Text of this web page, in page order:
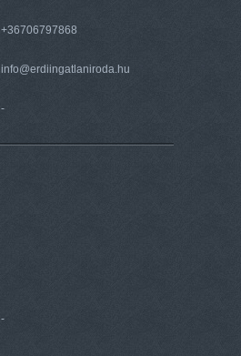
+36706797868
info@erdiingatlaniroda.hu
-
-